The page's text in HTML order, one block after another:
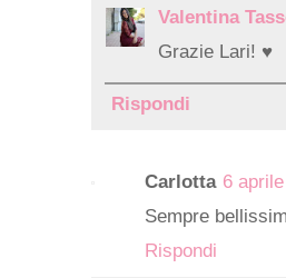
Valentina
Grazie Lari! ♥
Rispondi
Carlotta 6
Sempre
Rispondi